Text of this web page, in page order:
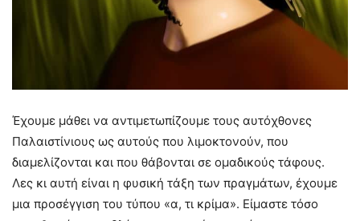
Έχουμε μάθει να αντιμετωπίζουμε τους αυτόχθονες
Παλαιστίνιους ως αυτούς που λιμοκτονούν, που
διαμελίζονται και που θάβονται σε ομαδικούς τάφους.
Λες κι αυτή είναι η φυσική τάξη των πραγμάτων, έχουμε
μια προσέγγιση του τύπου «α, τι κρίμα». Είμαστε τόσο